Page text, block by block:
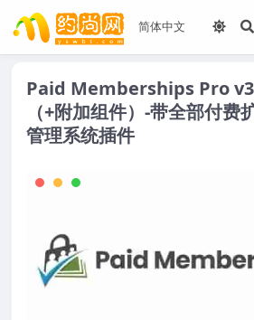
Paid Memberships Pro
（+附加组件）-带全部付费
管理系统插件